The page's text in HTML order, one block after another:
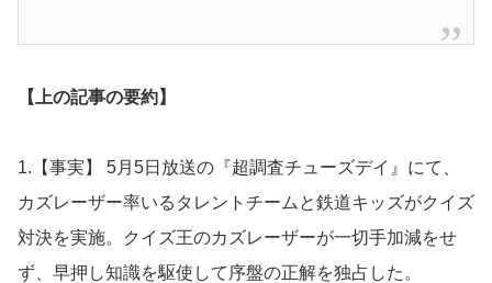
【上の記事の要約】
1.【事実】 5月5日放送の『超調査チューズデイ』にて、
カズレーザー率いるタレントチームと鉄道キッズがクイズ
対決を実施。クイズ王のカズレーザーが一切手加減をせ
ず、早押し知識を駆使して序盤の正解を独占した。